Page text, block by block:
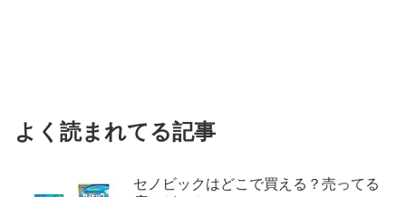
よく読まれてる記事
セノビックはどこで買える？売ってる